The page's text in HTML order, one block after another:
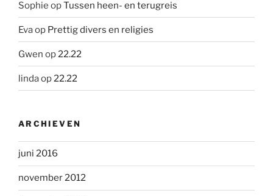
Sophie opTussen heen- en terugreis
Evaop Prettig divers en religies
Gwen op22.22
lindaop22.22
ARCHIEVEN
juni 2016
november 2012